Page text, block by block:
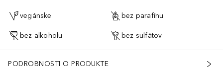
vegánske bez parafínu
bez alkoholu bez sulfátov
PODROBNOSTI O PRODUKTE